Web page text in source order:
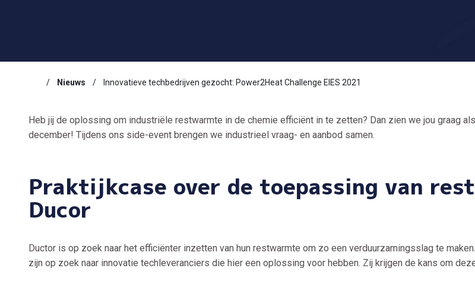
Nieuws Innovatieve techbedrijven gezocht: Power2Heat Challenge EIES 2021
Heb jij de oplossing om industriële restwarmte in de chemie efficiënt in te zetten? Dan zien we jou graag
december! Tijdens ons side-event brengen we industrieel vraag- en aanbod samen.
Praktijkcase over de toepassing van
Ducor
Ductor is op zoek naar het efficiënter inzetten van hun restwarmte om zo een verduurzamingsslag te maken.
zijn op zoek naar innovatie techleveranciers die hier een oplossing voor hebben. Zij krijgen de kans om